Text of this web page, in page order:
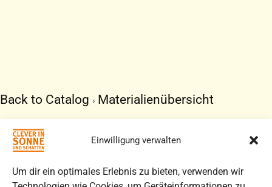
Einwilligung verwalten
Um dir ein optimales Erlebnis zu bieten, verwenden wir
Back to Catalog Materialienübersicht